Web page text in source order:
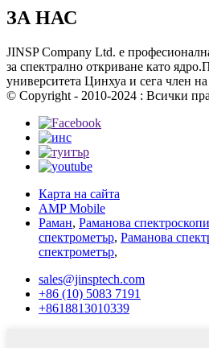
ЗА НАС
JINSP Company Ltd. е
за спектрално откриване като
университета Цинхуа и сега член
© Copyright - 2010-2024 : Всички
Карта на сайта
AMP Mobile
Раман, Раманова
спектрометър, Раманова
спектрометър,
sales@jinsptech.com
+86 (10) 5083 7191
+8618813010339